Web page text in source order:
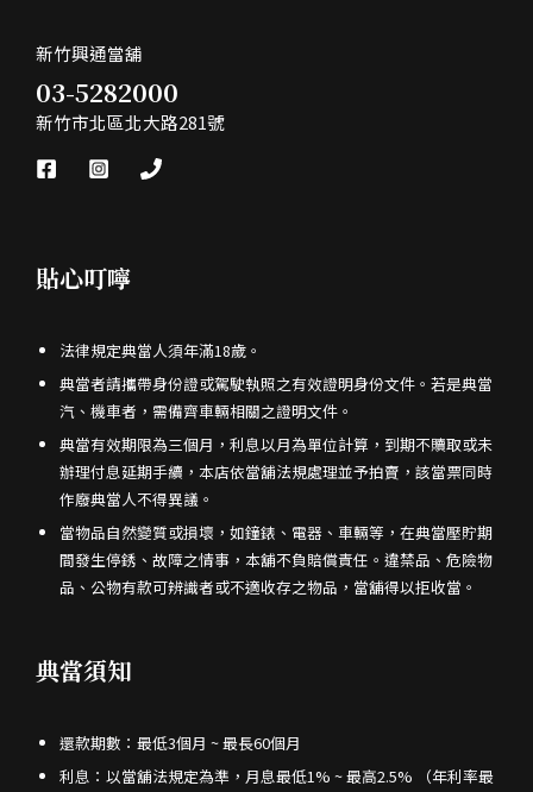
新竹興通當舖
03-5282000
新竹市北區北大路281號
貼心叮嚀
法律規定典當人須年滿18歲。
典當者請攜帶身份證或駕駛執照之有效證明身份文件。若是典當
汽、機車者，需備齊車輛相關之證明文件。
典當有效期限為三個月，利息以月為單位計算，到期不贖取或未
辦理付息延期手續，本店依當舖法規處理並予拍賣，該當票同時
作廢典當人不得異議。
當物品自然變質或損壞，如鐘錶、電器、車輛等，在典當壓貯期
間發生停銹、故障之情事，本舖不負賠償責任。違禁品、危險物
品、公物有款可辨識者或不適收存之物品，當舖得以拒收當。
典當須知
還款期數：最低3個月 ~ 最長60個月
利息：以當舖法規定為準，月息最低1% ~ 最高2.5% （年利率最